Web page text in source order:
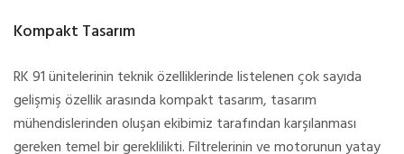
Kompakt Tasarım
RK 91 ünitelerinin teknik özelliklerinde listelenen çok sayıda
gelişmiş özellik arasında kompakt tasarım, tasarım
mühendislerinden oluşan ekibimiz tarafından karşılanması
gereken temel bir gereklilikti. Filtrelerinin ve motorunun yatay